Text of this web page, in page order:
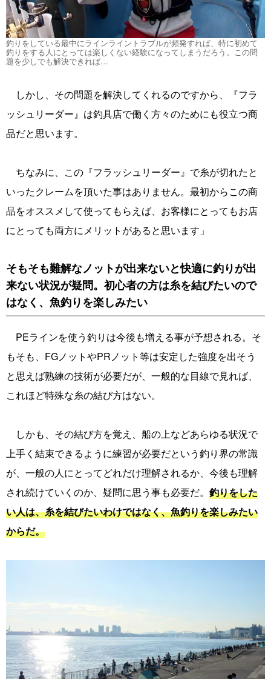
釣りをしている最中にラインライントラブルが頻発すれば、特に初めて
釣りをする人にとっては楽しくない経験になってしまうだろう。この問
題を少しでも解決できれば…
しかし、その問題を解決してくれるのですから、『フラ
ッシュリーダー』は釣具店で働く方々のためにも役立つ商
品だと思います。
ちなみに、この『フラッシュリーダー』で糸が切れたと
いったクレームを頂いた事はありません。最初からこの商
品をオススメして使ってもらえば、お客様にとってもお店
にとっても両方にメリットがあると思います」
そもそも難解なノットが出来ないと快適に釣りが出
来ない状況が疑問。初心者の方は糸を結びたいので
はなく、魚釣りを楽しみたい
PEラインを使う釣りは今後も増える事が予想される。そ
もそも、FGノットやPRノット等は安定した強度を出そう
と思えば熟練の技術が必要だが、一般的な目線で見れば、
これほど特殊な糸の結び方はない。
しかも、その結び方を覚え、船の上などあらゆる状況で
上手く結束できるように練習が必要だという釣り界の常識
が、一般の人にとってどれだけ理解されるか、今後も理解
され続けていくのか、疑問に思う事も必要だ。 釣りをした
い人は、糸を結びたいわけではなく、魚釣りを楽しみたい
からだ。